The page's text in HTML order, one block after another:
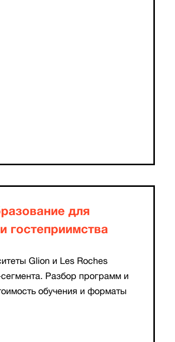
для
гостеприимства
Glion и Les Roches
Разбор программ и
обучения и форматы